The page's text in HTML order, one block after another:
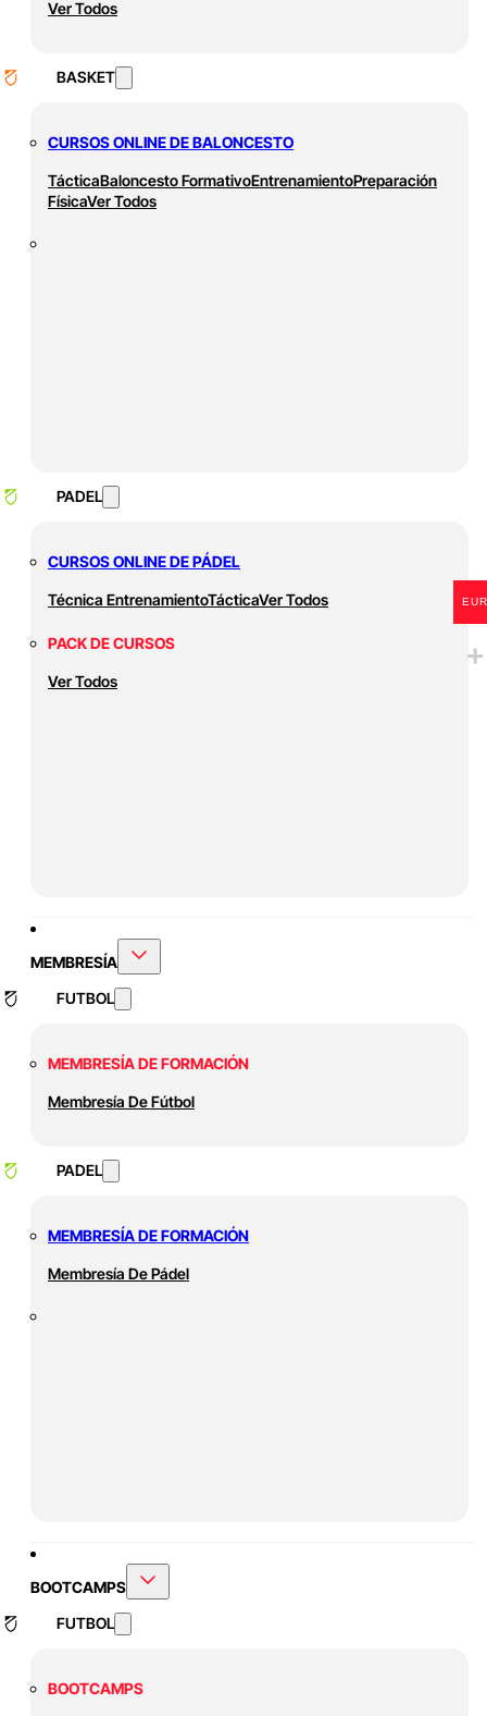
Ver Todos
BASKET
CURSOS ONLINE DE BALONCESTO
TácticaBaloncesto FormativoEntrenamientoPreparación
FísicaVer Todos
PADEL
CURSOS ONLINE DE PÁDEL
Técnica EntrenamientoTácticaVer Todos
PACK DE CURSOS
Ver Todos
MEMBRESÍA
FUTBOL
MEMBRESÍA DE FORMACIÓN
Membresía De Fútbol
PADEL
MEMBRESÍA DE FORMACIÓN
Membresía De Pádel
BOOTCAMPS
FUTBOL
BOOTCAMPS
EUR